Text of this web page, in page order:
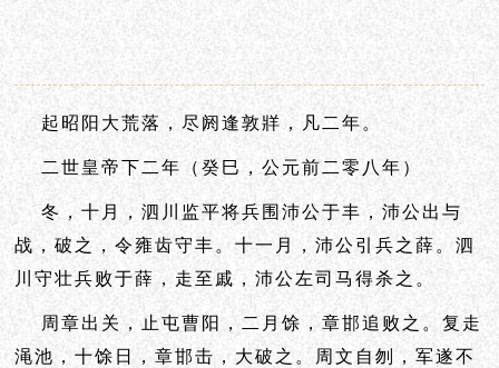
起昭阳大荒落，尽阏逢敦牂，凡二年。
二世皇帝下二年（癸巳，公元前二零八年）
冬，十月，泗川监平将兵围沛公于丰，沛公出与
战，破之，令雍齿守丰。十一月，沛公引兵之薛。泗
川守壮兵败于薛，走至戚，沛公左司马得杀之。
周章出关，止屯曹阳，二月馀，章邯追败之。复走
渑池，十馀日，章邯击，大破之。周文自刎，军遂不